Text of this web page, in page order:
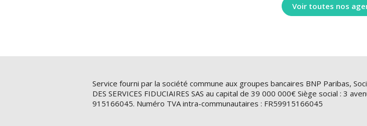
Voir toutes nos
Service fourni par la société commune aux groupes bancaires BNP Paribas,
DES SERVICES FIDUCIAIRES SAS au capital de 39 000 000€ Siège social : 3
915166045. Numéro TVA intra-communautaires : FR59915166045